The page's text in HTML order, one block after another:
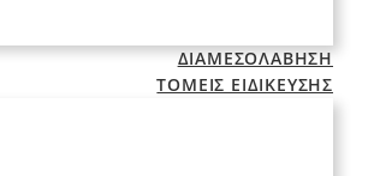
ΔΙΑΜΕΣΟΛΑΒΗΣΗ
ΤΟΜΕΙΣ ΕΙΔΙΚΕΥΣΗΣ